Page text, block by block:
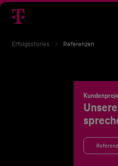
Erfolgsstories Referenzen